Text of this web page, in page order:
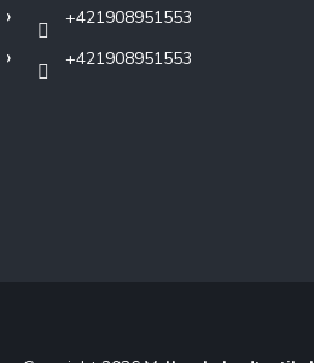
+421908951553
+421908951553